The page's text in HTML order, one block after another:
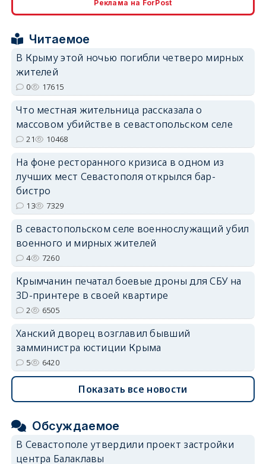
erid: 2SDnjcrDNw6
Реклама на ForPost
Читаемое
В Крыму этой ночью погибли четверо мирных
жителей
0 17615
Что местная жительница рассказала о
массовом убийстве в севастопольском селе
21 10468
На фоне ресторанного кризиса в одном из
лучших мест Севастополя открылся бар-
бистро
13 7329
В севастопольском селе военнослужащий убил
военного и мирных жителей
4 7260
Крымчанин печатал боевые дроны для СБУ на
3D-принтере в своей квартире
2 6505
Ханский дворец возглавил бывший
замминистра юстиции Крыма
5 6420
Показать все новости
Обсуждаемое
В Севастополе утвердили проект застройки
центра Балаклавы